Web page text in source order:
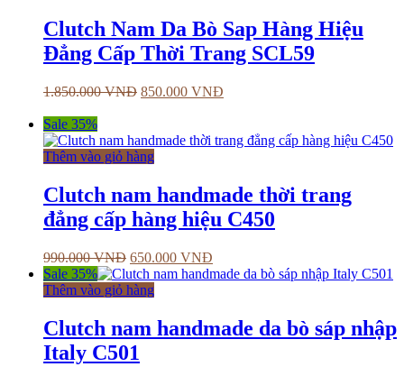
Clutch Nam Da Bò Sap Hàng Hiệu
Đẳng Cấp Thời Trang SCL59
1.850.000VNĐ 850.000 VNĐ
Sale 35%
Thêm vào giỏ hàng
Clutch nam handmade thời trang
đẳng cấp hàng hiệu C450
990.000VNĐ 650.000 VNĐ
Sale 35%
Thêm vào giỏ hàng
Clutch nam handmade da bò sáp nhập
Italy C501